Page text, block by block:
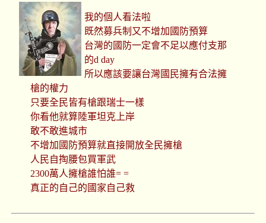
我的個人看法啦
既然募兵制又不增加國防預算
台灣的國防一定會不足以應付支那
的d day
所以應該要讓台灣國民擁有合法擁
槍的權力
只要全民皆有槍跟瑞士一樣
你看他就算陸軍坦克上岸
敢不敢進城市
不增加國防預算就直接開放全民擁槍
人民自掏腰包買軍武
2300萬人擁槍誰怕誰= =
真正的自己的國家自己救